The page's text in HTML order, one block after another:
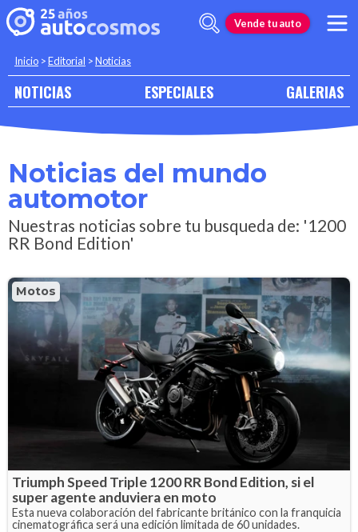
Vende tu auto
Inicio >Editorial >Noticias
NOTICIAS ESPECIALES GALERIAS
Noticias del mundo
automotor
Nuestras noticias sobre tu busqueda de: '1200
RR Bond Edition'
Motos
Triumph Speed Triple 1200 RR Bond Edition, si el
super agente anduviera en moto
Esta nueva colaboración del fabricante británico con la franquicia
cinematográfica será una edición limitada de 60 unidades.